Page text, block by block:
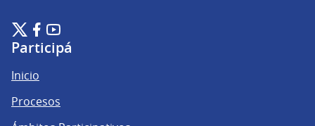
Plataforma de Participación Ciudadana Digital en X
(Enlace externo)
Plataforma de Participación Ciudadana Digital en Facebook
(Enlace externo)
Plataforma de Participación Ciudadana Digital en
(Enlace externo)
Participá
Inicio
Procesos